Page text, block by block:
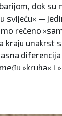
dok
svijeću« —
rečeno
kraju
»kruha«